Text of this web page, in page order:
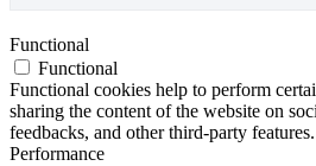
Functional
Functional
Functional cookies help to perform
sharing the content of the website on
feedbacks, and other third-party features.
Performance